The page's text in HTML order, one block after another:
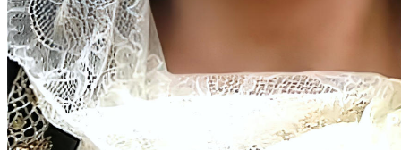
(1)Al principio
Aquí estamos a Tus pies, oh dulcísimo Jesús Crucificado, para
ofrecerte las lágrimas de quien, con tanto amor, Te acompañó
en el doloroso camino del Calvario. Haz, oh buen Maestro, que
sepamos aprovechar la lección que nos enseñan, para que en la
Tierra, cumpliendo Tu Santísima Voluntad, podamos un día, en